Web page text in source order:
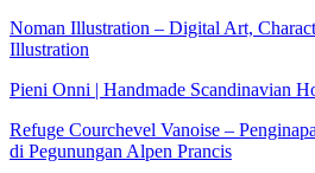
Noman Illustration – Digital Art,
Illustration
Pieni Onni | Handmade Scandinavian
Refuge Courchevel Vanoise –
di Pegunungan Alpen Prancis